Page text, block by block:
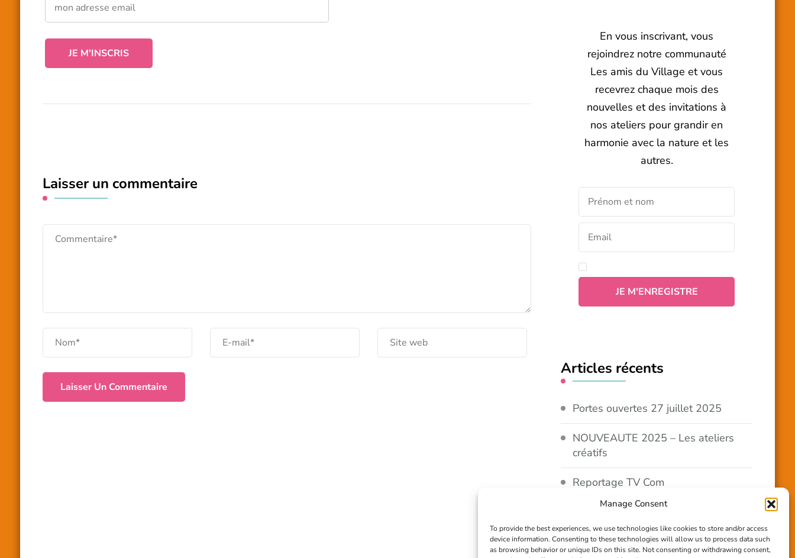
Manage Consent
To provide the best experiences, we use technologies like cookies to store and/or access
device information. Consenting to these technologies will allow us to process data such
as browsing behavior or unique IDs on this site. Not consenting or withdrawing consent,
Laisser un commentaire
En vous inscrivant, vous
rejoindrez notre communauté
Les amis du Village et vous
recevrez chaque mois des
nouvelles et des invitations à
nos ateliers pour grandir en
harmonie avec la nature et les
autres.
Articles récents
Portes ouvertes 27 juillet 2025
NOUVEAUTE 2025 – Les ateliers
créatifs
Reportage TV Com
Construction en terre-paille
Chantier Participatif Terre Paille